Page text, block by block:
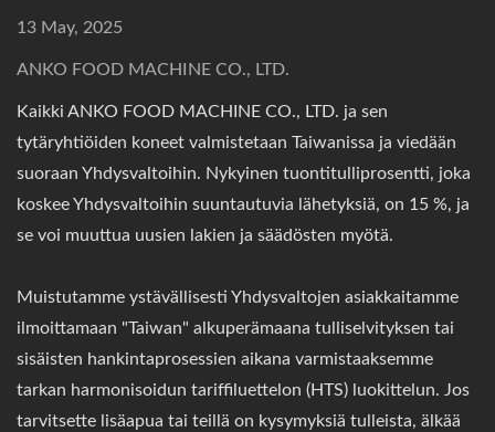
13 May, 2025
ANKO FOOD MACHINE CO., LTD.
Kaikki ANKO FOOD MACHINE CO., LTD. ja sen
tytäryhtiöiden koneet valmistetaan Taiwanissa ja viedään
suoraan Yhdysvaltoihin. Nykyinen tuontitulliprosentti, joka
koskee Yhdysvaltoihin suuntautuvia lähetyksiä, on 15 %, ja
se voi muuttua uusien lakien ja säädösten myötä.
Muistutamme ystävällisesti Yhdysvaltojen asiakkaitamme
ilmoittamaan "Taiwan" alkuperämaana tulliselvityksen tai
sisäisten hankintaprosessien aikana varmistaaksemme
tarkan harmonisoidun tariffiluettelon (HTS) luokittelun. Jos
tarvitsette lisäapua tai teillä on kysymyksiä tulleista, älkää